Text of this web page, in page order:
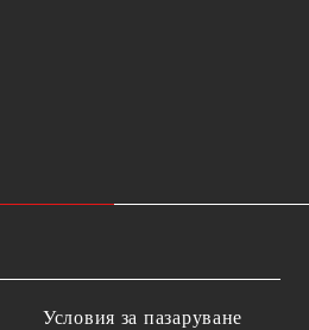
Условия за пазаруване